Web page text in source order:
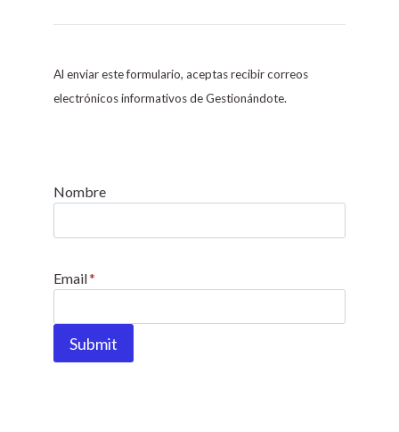
o
s
t
C
n
a
U
Al enviar este formulario, aceptas recibir correos
electrónicos informativos de Gestionándote.
Nombre
Email*
Submit